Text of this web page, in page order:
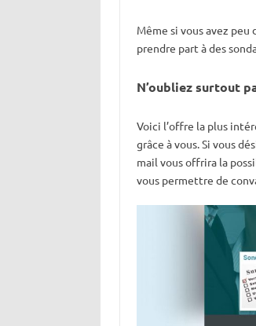
Même si vous avez
prendre part à des
N’oubliez surtout
Voici l’offre la plus
grâce à vous. Si vous
mail vous offrira la
vous permettre de